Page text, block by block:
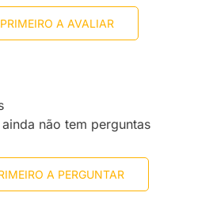
A AVALIAR
não tem perguntas
A PERGUNTAR